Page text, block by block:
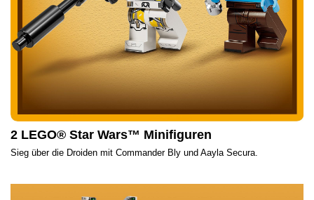
2 LEGO® Star Wars™ Minifiguren
Sieg über die Droiden mit Commander Bly und Aayla Secura.